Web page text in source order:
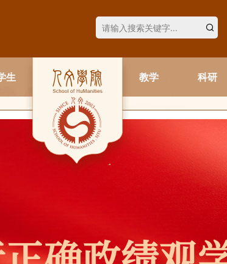
生 教学 科研